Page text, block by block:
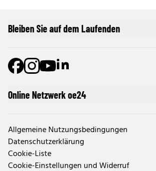
Online Netzwerk oe24
Allgemeine Nutzungsbedingungen
Datenschutzerklärung
Cookie-Liste
Cookie-Einstellungen und Widerruf
Bleiben Sie auf dem Laufenden